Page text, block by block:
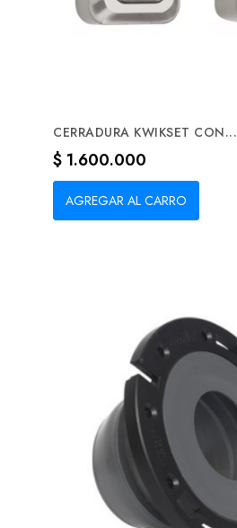
CERRADURA KWIKSET CON...
Precio
$ 1.600.000
AGREGAR AL CARRO